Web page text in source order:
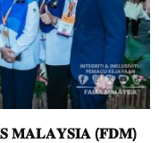
𝐌𝐀𝐋𝐀𝐘𝐒𝐈𝐀 (𝐅𝐃𝐌)